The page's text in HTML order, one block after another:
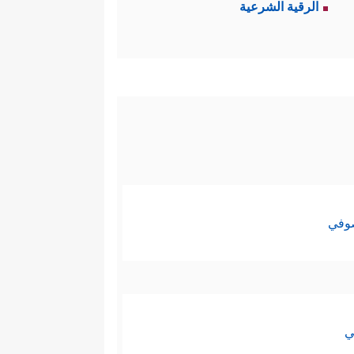
فإن العلم نورٌ، والذنوب
الرقية الشرعية